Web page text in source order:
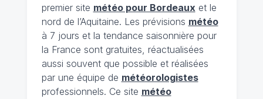
premier site météo pour Bordeauxet le
nord de l’Aquitaine. Les prévisions météo
à 7 jours et la tendance saisonnière pour
la France sont gratuites, réactualisées
aussi souvent que possible et réalisées
par une équipe de météorologistes
professionnels. Ce site météo